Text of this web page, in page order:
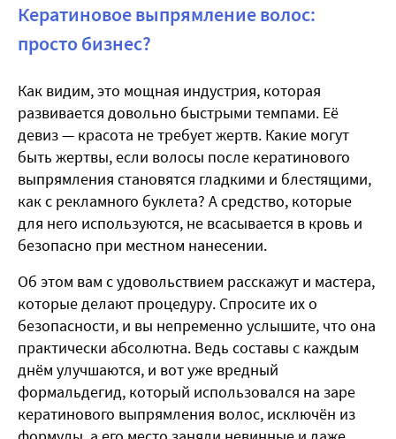
Кератиновое выпрямление волос:
просто бизнес?
Как видим, это мощная индустрия, которая
развивается довольно быстрыми темпами. Её
девиз — красота не требует жертв. Какие могут
быть жертвы, если волосы после кератинового
выпрямления становятся гладкими и блестящими,
как с рекламного буклета? А средство, которые
для него используются, не всасывается в кровь и
безопасно при местном нанесении.
Об этом вам с удовольствием расскажут и мастера,
которые делают процедуру. Спросите их о
безопасности, и вы непременно услышите, что она
практически абсолютна. Ведь составы с каждым
днём улучшаются, и вот уже вредный
формальдегид, который использовался на заре
кератинового выпрямления волос, исключён из